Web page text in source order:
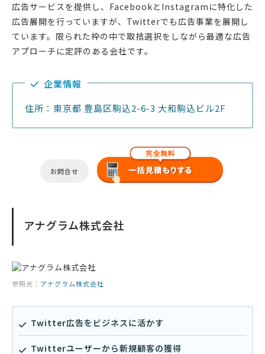
広告サービスを提供し、FacebookとInstagramに特化した
広告展開を行っていますが、Twitterでも広告事業を展開し
ています。限られた枠の中で取捨選択をしながら最適な広告
アプローチに定評のある会社です。
企業情報
住所：東京都 豊島区駒込2-6-3 大和駒込ビル2F
お問合せ
アナグラム株式会社
参照元： アナグラム株式会社
Twitter広告をビジネスに活かす
Twitterユーザーから新規顧客の獲得